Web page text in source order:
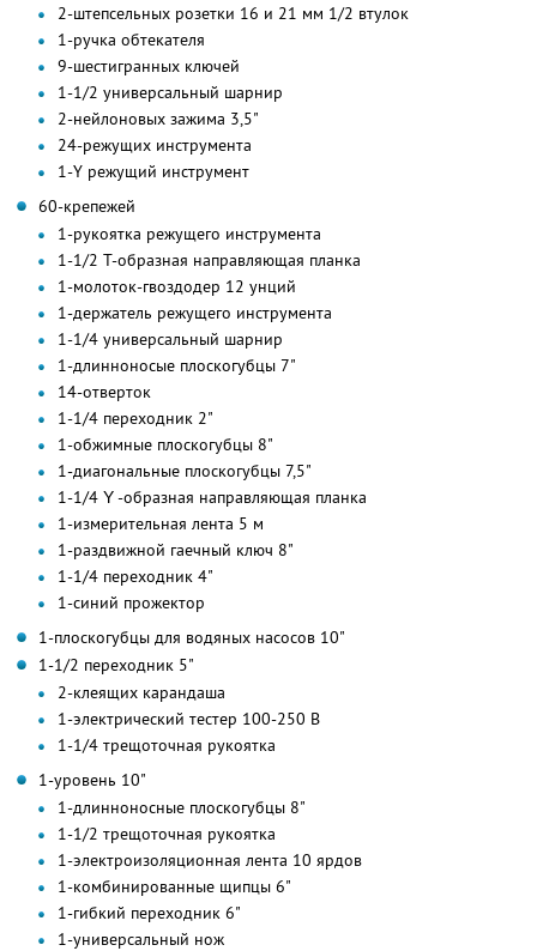
2-штепсельных розетки 16 и 21 мм 1/2 втулок
1-ручка обтекателя
9-шестигранных ключей
1-1/2 универсальный шарнир
2-нейлоновых зажима 3,5"
24-режущих инструмента
1-Y режущий инструмент
60-крепежей
1-рукоятка режущего инструмента
1-1/2 Т-образная направляющая планка
1-молоток-гвоздодер 12 унций
1-держатель режущего инструмента
1-1/4 универсальный шарнир
1-длинноносые плоскогубцы 7"
14-отверток
1-1/4 переходник 2"
1-обжимные плоскогубцы 8"
1-диагональные плоскогубцы 7,5"
1-1/4 Υ -образная направляющая планка
1-измерительная лента 5 м
1-раздвижной гаечный ключ 8"
1-1/4 переходник 4"
1-синий прожектор
1-плоскогубцы для водяных насосов 10"
1-1/2 переходник 5"
2-клеящих карандаша
1-электрический тестер 100-250 В
1-1/4 трещоточная рукоятка
1-уровень 10"
1-длинноносные плоскогубцы 8"
1-1/2 трещоточная рукоятка
1-электроизоляционная лента 10 ярдов
1-комбинированные щипцы 6"
1-гибкий переходник 6"
1-универсальный нож